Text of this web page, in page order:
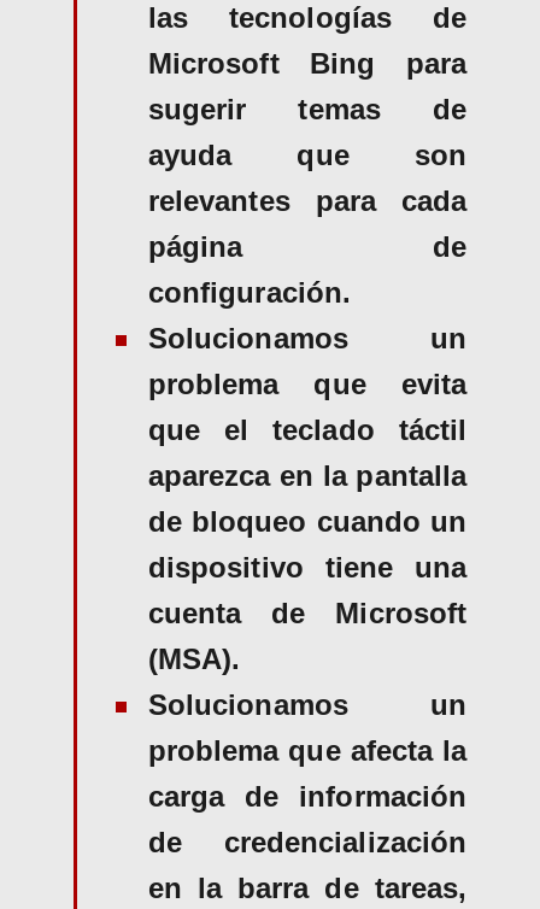
las tecnologías de
Microsoft Bing para
sugerir temas de
ayuda que son
relevantes para cada
página de
configuración.
Solucionamos un
problema que evita
que el teclado táctil
aparezca en la pantalla
de bloqueo cuando un
dispositivo tiene una
cuenta de Microsoft
(MSA).
Solucionamos un
problema que afecta la
carga de información
de credencialización
en la barra de tareas,